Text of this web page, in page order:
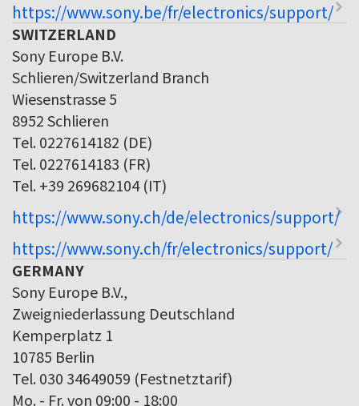
https://www.sony.be/fr/electronics/support/
SWITZERLAND
Sony Europe B.V.
Schlieren/Switzerland Branch
Wiesenstrasse 5
8952 Schlieren
Tel. 0227614182 (DE)
Tel. 0227614183 (FR)
Tel. +39 269682104 (IT)
https://www.sony.ch/de/electronics/support/
https://www.sony.ch/fr/electronics/support/
GERMANY
Sony Europe B.V.,
Zweigniederlassung Deutschland
Kemperplatz 1
10785 Berlin
Tel. 030 34649059 (Festnetztarif)
Mo. - Fr. von 09:00 - 18:00